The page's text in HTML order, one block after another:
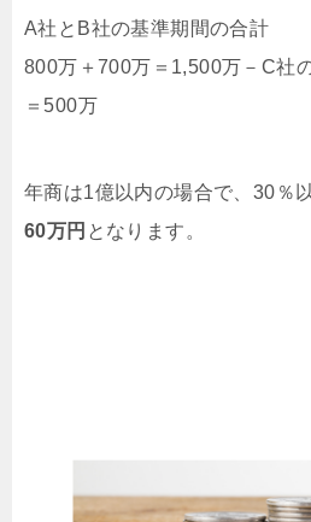
A社とB社の基準期間の合計
800万＋700万＝1,500万－C社
＝500万
年商は1億以内の場合で、30％
60万円 となります。